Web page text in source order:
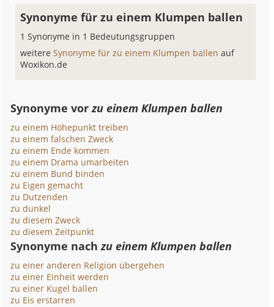
Synonyme für zu einem Klumpen ballen
1 Synonyme in 1 Bedeutungsgruppen
weitereSynonyme für zu einem Klumpen ballenauf
Woxikon.de
Synonyme vorzu einem Klumpen ballen
zu einem Höhepunkt treiben
zu einem falschen Zweck
zu einem Ende kommen
zu einem Drama umarbeiten
zu einem Bund binden
zu Eigen gemacht
zu Dutzenden
zu dunkel
zu diesem Zweck
zu diesem Zeitpunkt
Synonyme nachzu einem Klumpen ballen
zu einer anderen Religion übergehen
zu einer Einheit werden
zu einer Kugel ballen
zu Eis erstarren